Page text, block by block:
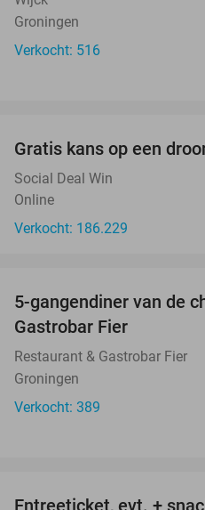
Groningen
Verkocht: 516
Gratis kans op een
Social Deal Win
Online
Verkocht: 186.229
5-gangendiner van de
Gastrobar Fier
Restaurant & Gastrobar Fier
Groningen
Verkocht: 389
Entreeticket, evt. +